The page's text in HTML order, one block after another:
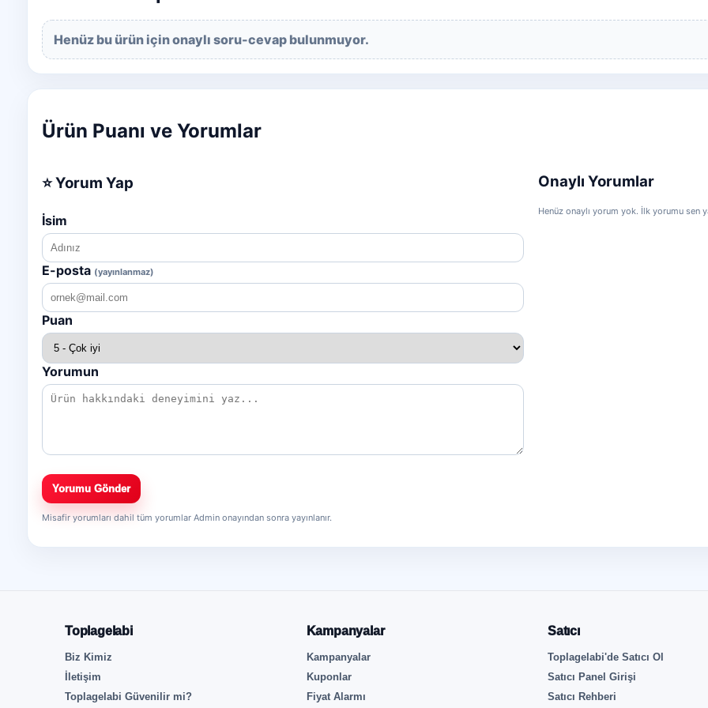
Henüz bu ürün için onaylı soru-cevap bulunmuyor.
Ürün Puanı ve Yorumlar
⭐ Yorum Yap
İsim
E-posta (yayınlanmaz)
Puan
Yorumun
Yorumu Gönder
Misafir yorumları dahil tüm yorumlar Admin onayından sonra yayınlanır.
Onaylı Yorumlar
Henüz onaylı yorum yok. İlk yorumu sen
Toplagelabi
Biz Kimiz
İletişim
Toplagelabi Güvenilir mi?
Kampanyalar
Kampanyalar
Kuponlar
Fiyat Alarmı
Satıcı
Toplagelabi'de Satıcı Ol
Satıcı Panel Girişi
Satıcı Rehberi